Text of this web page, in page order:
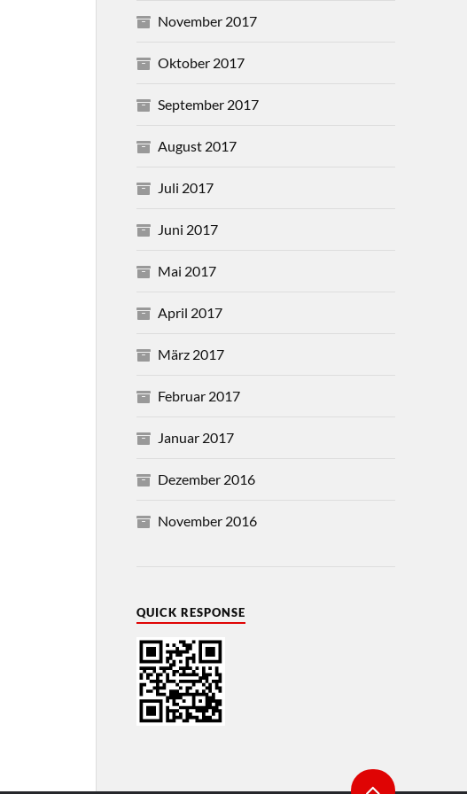
November 2017
Oktober 2017
September 2017
August 2017
Juli 2017
Juni 2017
Mai 2017
April 2017
März 2017
Februar 2017
Januar 2017
Dezember 2016
November 2016
QUICK RESPONSE